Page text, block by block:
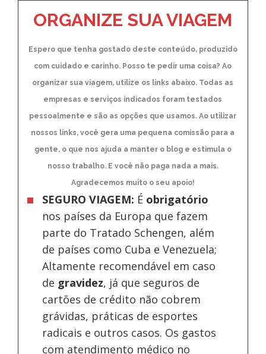
ORGANIZE SUA VIAGEM
Espero que tenha gostado deste conteúdo, produzido
com cuidado e carinho. Posso te pedir uma coisa? Ao
organizar sua viagem, utilize os links abaixo. Todas as
empresas e serviços indicados foram testados
pessoalmente e são as opções que usamos. Ao utilizar
nossos links, você gera uma pequena comissão para a
gente, o que nos ajuda a manter o blog e estimula o
nosso trabalho. E você não paga nada a mais.
Agradecemos muito o seu apoio!
SEGURO VIAGEM: É obrigatório
nos países da Europa que fazem
parte do Tratado Schengen, além
de países como Cuba e Venezuela;
Altamente recomendável em caso
de gravidez, já que seguros de
cartões de crédito não cobrem
grávidas, práticas de esportes
radicais e outros casos. Os gastos
com atendimento médico no